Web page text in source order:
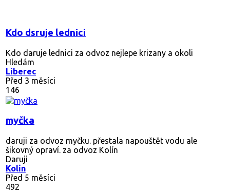
Kdo dsruje lednici
Kdo daruje lednici za odvoz nejlepe krizany a okoli
Hledám
Liberec
Před 3 měsíci
146
myčka
daruji za odvoz myčku. přestala napouštět vodu ale
šikovný opraví. za odvoz Kolín
Daruji
Kolín
Před 5 měsíci
492